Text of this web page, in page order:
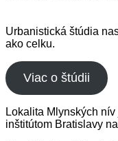
Urbanistická štúdia
ako celku.
Viac o štúdii
Lokalita Mlynských
inštitútom Bratislavy